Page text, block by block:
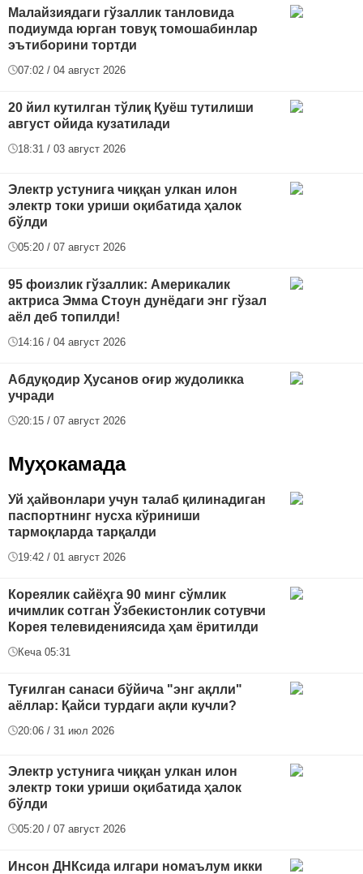
Малайзиядаги гўзаллик танловида
подиумда юрган товуқ томошабинлар
эътиборини тортди
07:02 / 04 август 2026
20 йил кутилган тўлиқ Қуёш тутилиши
август ойида кузатилади
18:31 / 03 август 2026
Электр устунига чиққан улкан илон
электр токи уриши оқибатида ҳалок
бўлди
05:20 / 07 август 2026
95 фоизлик гўзаллик: Америкалик
актриса Эмма Стоун дунёдаги энг гўзал
аёл деб топилди!
14:16 / 04 август 2026
Абдуқодир Ҳусанов оғир жудоликка
учради
20:15 / 07 август 2026
Муҳокамада
Уй ҳайвонлари учун талаб қилинадиган
паспортнинг нусха кўриниши
тармоқларда тарқалди
19:42 / 01 август 2026
Кореялик сайёҳга 90 минг сўмлик
ичимлик сотган Ўзбекистонлик сотувчи
Корея телевидениясида ҳам ёритилди
Кеча 05:31
Туғилган санаси бўйича "энг ақлли"
аёллар: Қайси турдаги ақли кучли?
20:06 / 31 июл 2026
Электр устунига чиққан улкан илон
электр токи уриши оқибатида ҳалок
бўлди
05:20 / 07 август 2026
Инсон ДНКсида илгари номаълум икки